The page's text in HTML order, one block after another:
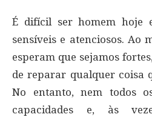
É difícil ser homem hoje
sensíveis e atenciosos. Ao
esperam que sejamos
de reparar qualquer coisa
No entanto, nem todos
capacidades e, às